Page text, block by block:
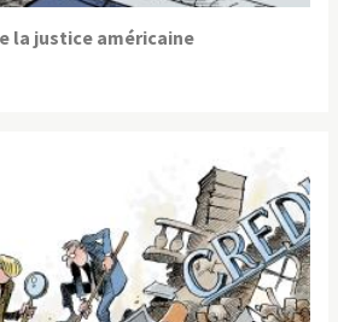
la justice américaine